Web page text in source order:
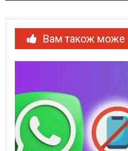
Вам також може